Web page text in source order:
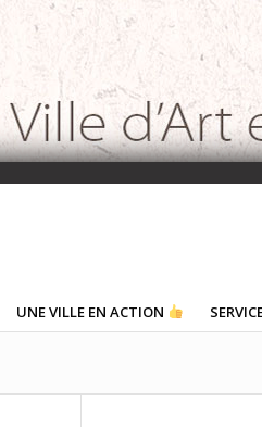
UNE VILLE EN ACTION